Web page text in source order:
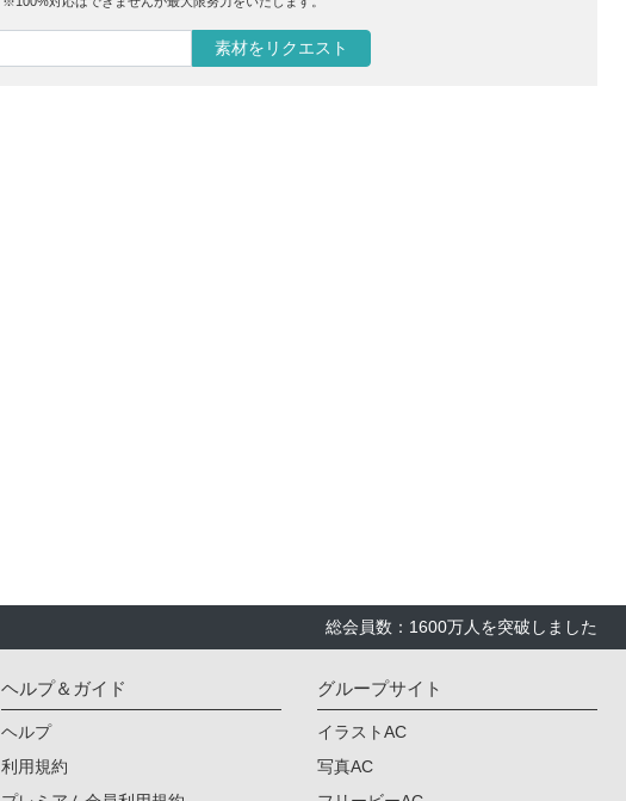
素材をリクエスト
総会員数：1600万人を突破しました
ヘルプ＆ガイド
ヘルプ
利用規約
グループサイト
イラストAC
写真AC